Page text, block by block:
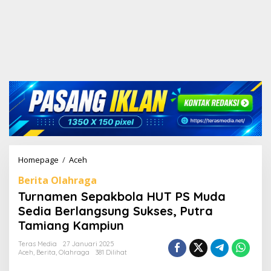
Homepage / Aceh
r
n
a
m
e
S
e
Berita Olahraga
Turnamen Sepakbola HUT PS Muda
Sedia Berlangsung Sukses, Putra
Tamiang Kampiun
Teras Media
27 Januari 2025
Aceh, Berita, Olahraga 381 Dilihat